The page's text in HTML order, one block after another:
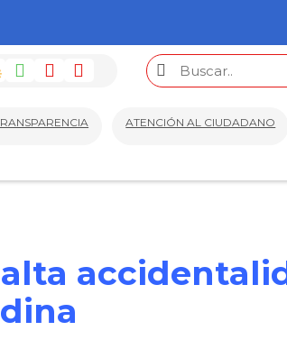
ATENCIÓN AL CIUDADANO